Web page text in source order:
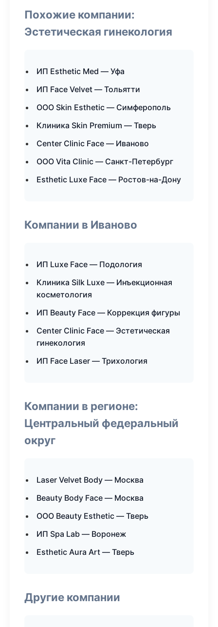
Похожие компании:
Эстетическая гинекология
ИП Esthetic Med — Уфа
ИП Face Velvet — Тольятти
ООО Skin Esthetic — Симферополь
Клиника Skin Premium — Тверь
Center Clinic Face — Иваново
ООО Vita Clinic — Санкт-Петербург
Esthetic Luxe Face — Ростов-на-Дону
Компании в Иваново
ИП Luxe Face — Подология
Клиника Silk Luxe — Инъекционная
косметология
ИП Beauty Face — Коррекция фигуры
Center Clinic Face — Эстетическая
гинекология
ИП Face Laser — Трихология
Компании в регионе:
Центральный федеральный
округ
Laser Velvet Body — Москва
Beauty Body Face — Москва
ООО Beauty Esthetic — Тверь
ИП Spa Lab — Воронеж
Esthetic Aura Art — Тверь
Другие компании